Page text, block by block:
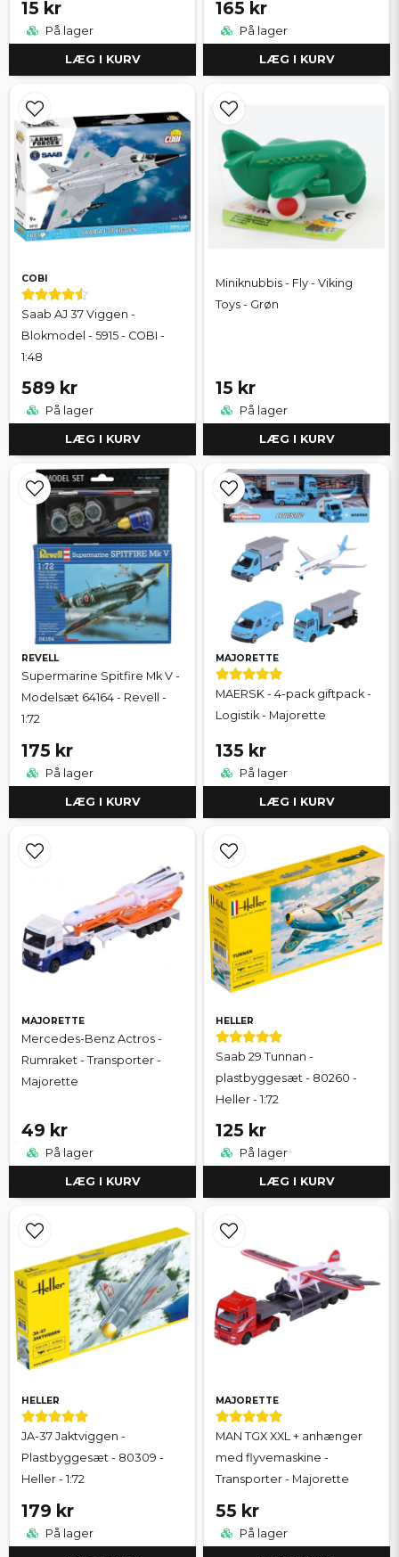
15 kr
På lager
LÆG I KURV
165 kr
På lager
LÆG I KURV
COBI
Saab AJ 37 Viggen -
Blokmodel - 5915 - COBI -
1:48
589 kr
På lager
LÆG I KURV
Miniknubbis - Fly - Viking
Toys - Grøn
15 kr
På lager
LÆG I KURV
REVELL
Supermarine Spitfire Mk V -
Modelsæt 64164 - Revell -
1:72
175 kr
På lager
LÆG I KURV
MAJORETTE
MAERSK - 4-pack giftpack -
Logistik - Majorette
135 kr
På lager
LÆG I KURV
MAJORETTE
Mercedes-Benz Actros -
Rumraket - Transporter -
Majorette
49 kr
På lager
LÆG I KURV
HELLER
Saab 29 Tunnan -
plastbyggesæt - 80260 -
Heller - 1:72
125 kr
På lager
LÆG I KURV
HELLER
JA-37 Jaktviggen -
Plastbyggesæt - 80309 -
Heller - 1:72
179 kr
På lager
MAJORETTE
MAN TGX XXL + anhænger
med flyvemaskine -
Transporter - Majorette
55 kr
På lager